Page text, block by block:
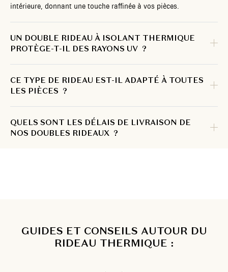
intérieure, donnant une touche raffinée à vos pièces.
UN DOUBLE RIDEAU À ISOLANT THERMIQUE
PROTÈGE-T-IL DES RAYONS UV ?
CE TYPE DE RIDEAU EST-IL ADAPTÉ À TOUTES
LES PIÈCES ?
QUELS SONT LES DÉLAIS DE LIVRAISON DE
NOS DOUBLES RIDEAUX ?
GUIDES ET CONSEILS AUTOUR DU
RIDEAU THERMIQUE :